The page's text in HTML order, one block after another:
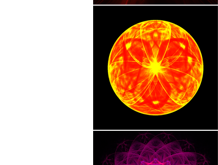
Christophe Chaons a pour
la spiritualité ancestrale des
lumineux, évoquant les
associé au corps éthérique
notion de reproductibilité aux